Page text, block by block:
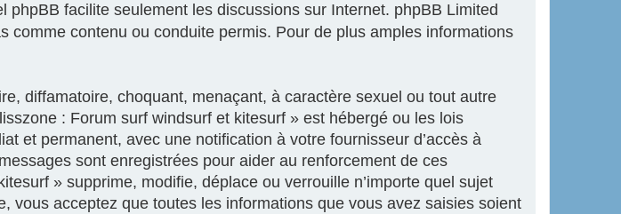
phpBB facilite seulement les discussions sur Internet. phpBB Limited
comme contenu ou conduite permis. Pour de plus amples informations
diffamatoire, choquant, menaçant, à caractère sexuel ou tout autre
: Forum surf windsurf et kitesurf » est hébergé ou les lois
et permanent, avec une notification à votre fournisseur d’accès à
sont enregistrées pour aider au renforcement de ces
» supprime, modifie, déplace ou verrouille n’importe quel sujet
vous acceptez que toutes les informations que vous avez saisies soient